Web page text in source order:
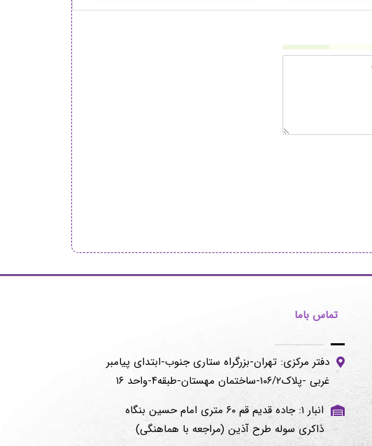
تماس باما
دفتر مرکزی: تهران-بزرگراه ستاری جنوب-ابتدای پیامبر
غربی -پلاک۱۰۶/۲-ساختمان مهستان-طبقه۴-واحد ۱۶
انبار ۱: جاده قدیم قم ۶۰ متری امام حسین بنگاه
ذاکری سوله طرح آذین (مراجعه با هماهنگی)